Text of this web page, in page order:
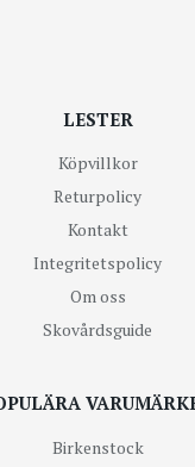
LESTER
Köpvillkor
Returpolicy
Kontakt
Integritetspolicy
Om oss
Skovårdsguide
Birkenstock